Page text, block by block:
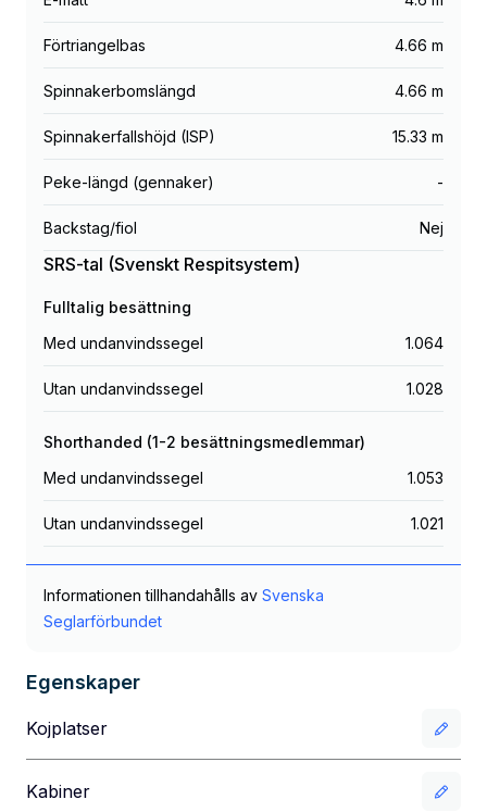
Förtriangelbas 4.66 m
Spinnakerbomslängd 4.66 m
Spinnakerfallshöjd (ISP) 15.33 m
Peke-längd (gennaker) -
Backstag/fiol Nej
SRS-tal (Svenskt Respitsystem)
Fulltalig besättning
Med undanvindssegel
1.064
Utan undanvindssegel 1.028
Shorthanded (1-2 besättningsmedlemmar)
Med undanvindssegel
1.053
Utan undanvindssegel 1.021
Informationen tillhandahålls av Svenska
Seglarförbundet
Egenskaper
Kojplatser
Kabiner